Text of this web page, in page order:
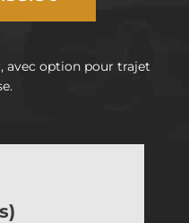
avec option pour trajet